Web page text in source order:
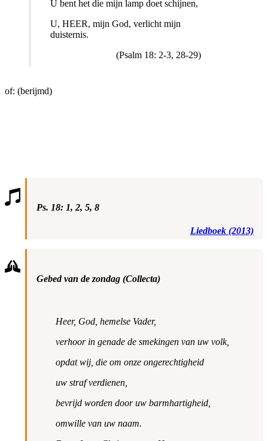
U bent het die mijn lamp doet schijnen,
U, HEER, mijn God, verlicht mijn
duisternis.
(Psalm 18: 2-3, 28-29)
of: (berijmd)
Ps. 18: 1, 2, 5, 8
Liedboek (2013)
Gebed van de zondag (Collecta)
Heer, God, hemelse Vader,
verhoor in genade de smekingen van uw volk,
opdat wij, die om onze ongerechtigheid
uw straf verdienen,
bevrijd worden door uw barmhartigheid,
omwille van uw naam.